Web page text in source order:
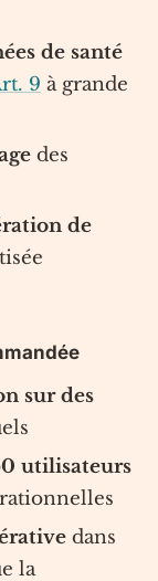
de santé
9 à grande
des
de
sur des
utilisateurs
dans
la